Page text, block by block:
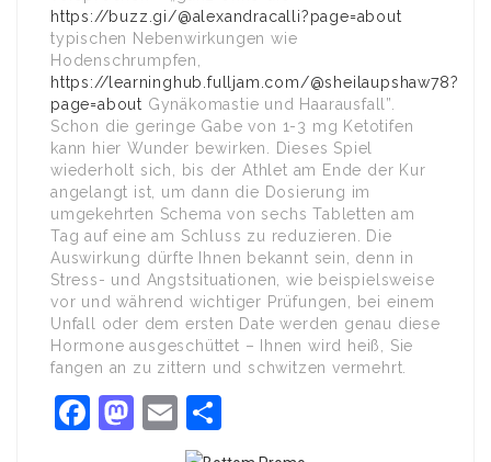
https://buzz.gi/@alexandracalli?page=about
typischen Nebenwirkungen wie
Hodenschrumpfen,
https://learninghub.fulljam.com/@sheilaupshaw78?
page=about Gynäkomastie und Haarausfall”.
Schon die geringe Gabe von 1-3 mg Ketotifen
kann hier Wunder bewirken. Dieses Spiel
wiederholt sich, bis der Athlet am Ende der Kur
angelangt ist, um dann die Dosierung im
umgekehrten Schema von sechs Tabletten am
Tag auf eine am Schluss zu reduzieren. Die
Auswirkung dürfte Ihnen bekannt sein, denn in
Stress- und Angstsituationen, wie beispielsweise
vor und während wichtiger Prüfungen, bei einem
Unfall oder dem ersten Date werden genau diese
Hormone ausgeschüttet – Ihnen wird heiß, Sie
fangen an zu zittern und schwitzen vermehrt.
Facebook
Mastodon
Email